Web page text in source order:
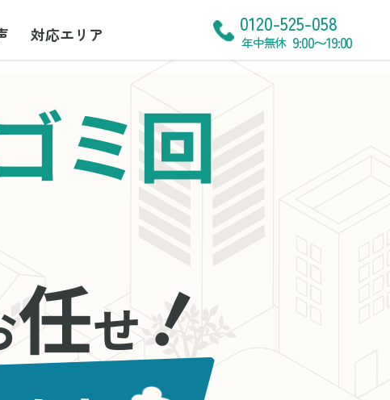
対応エリア 0120-525-058
年中無休 9:00〜19:00
ミ回
任せ！